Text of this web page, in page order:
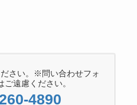
さい。※問い合わせフォ
遠慮ください。
4890